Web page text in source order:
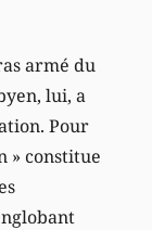
armé du
lui, a
Pour
» constitue